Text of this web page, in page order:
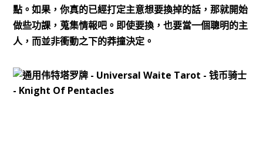
點。如果，你真的已經打定主意想要換掉的話，那就開始
做些功課，蒐集情報吧。即使要換，也要當一個聰明的主
人，而並非衝動之下的莽撞決定。